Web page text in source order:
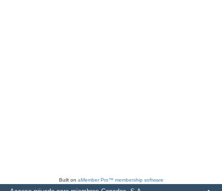
Built on aMember Pro™ membership software